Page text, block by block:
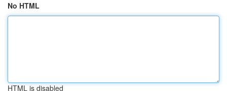
No HTML
HTML is disabled